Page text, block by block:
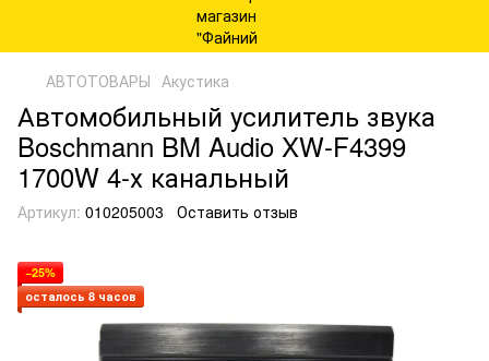
АВТОТОВАРЫ Акустика
Автомобильный усилитель звука
Boschmann BM Audio XW-F4399
1700W 4-х канальный
Артикул: 010205003 Оставить отзыв
−25%
осталось 8 часов